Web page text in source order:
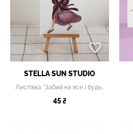
STELLA SUN STUDIO
Листівка "Забий на все і будь собою"
45 ₴